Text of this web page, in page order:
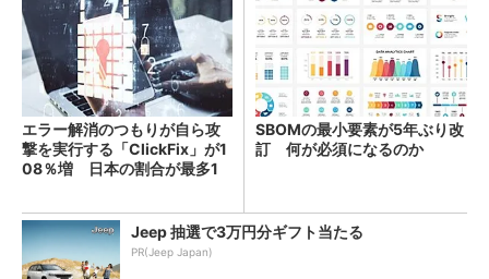
エラー解消のつもりが自ら攻
撃を実行する「ClickFix」が1
08％増 日本の割合が最多1
SBOMの最小要素が5年ぶり改
訂 何が必須になるのか
Jeep 抽選で3万円分ギフト当たる
PR(Jeep Japan)